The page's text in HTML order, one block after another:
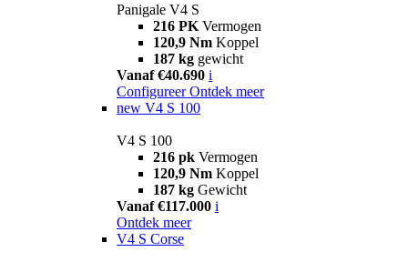
Panigale V4 S
216 PK Vermogen
120,9 Nm Koppel
187 kg gewicht
Vanaf €40.690 i
Configureer Ontdek meer
new V4 S 100
V4 S 100
216 pk Vermogen
120,9 Nm Koppel
187 kg Gewicht
Vanaf €117.000 i
Ontdek meer
V4 S Corse